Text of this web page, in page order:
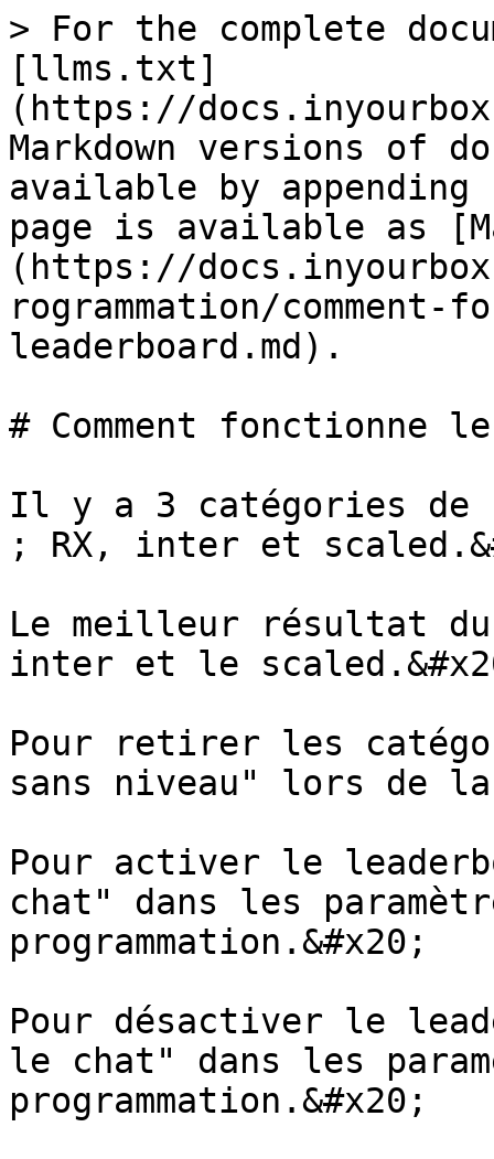
> For the complete
[llms.txt]
(https://
Markdown versions of
available by
page is available as
(https://
rogrammation/
leaderboard.md).
# Comment fonctionne
Il y a 3 catégories de
; RX, inter et
Le meilleur résultat
inter et le
Pour retirer les
sans niveau" lors de
Pour activer le
chat" dans les
programmation.&#x20;
Pour désactiver le
le chat" dans les
programmation.&#x20;